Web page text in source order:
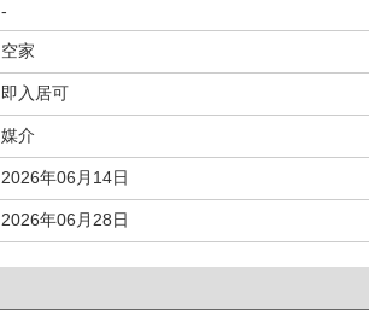
-
空家
即入居可
媒介
2026年06月14日
2026年06月28日